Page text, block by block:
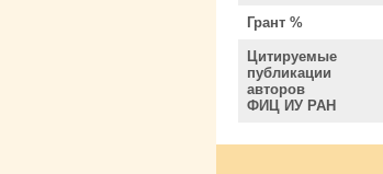
Грант %
Цитируемые
публикации
авторов
ФИЦ ИУ РАН